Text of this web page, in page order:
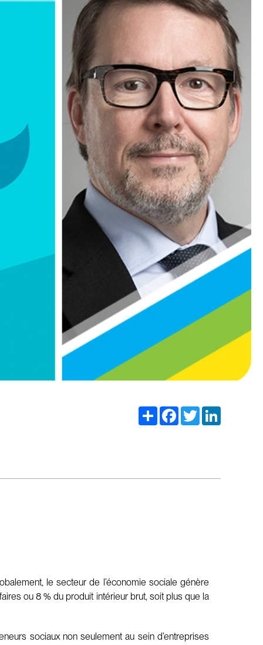
Share Facebook
Twitter
le secteur de l’économie sociale génère
ou 8 % du produit intérieur brut, soit plus que la
sociaux non seulement au sein d’entreprises